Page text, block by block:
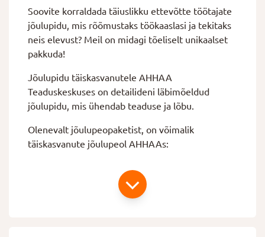
Soovite korraldada täiuslikku ettevõtte töötajate
jõulupidu, mis rõõmustaks töökaaslasi ja tekitaks
neis elevust? Meil on midagi tõeliselt unikaalset
pakkuda!
Jõulupidu täiskasvanutele AHHAA
Teaduskeskuses on detailideni läbimõeldud
jõulupidu, mis ühendab teaduse ja lõbu.
Olenevalt jõulupeopaketist, on võimalik
täiskasvanute jõulupeol AHHAAs: